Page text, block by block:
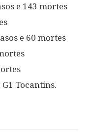
e 143 mortes
e 60 mortes
Tocantins.